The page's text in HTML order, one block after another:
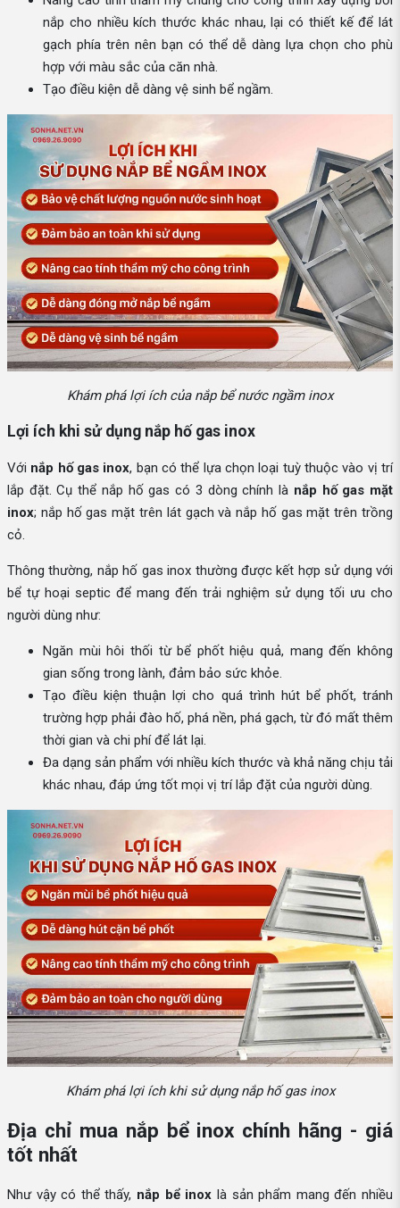
nắp cho nhiều kích thước khác nhau, lại có thiết kế để lát
gạch phía trên nên bạn có thể dễ dàng lựa chọn cho phù
hợp với màu sắc của căn nhà.
Tạo điều kiện dễ dàng vệ sinh bể ngầm.
Khám phá lợi ích của nắp bể nước ngầm inox
Lợi ích khi sử dụng nắp hố gas inox
Với nắp hố gas inox, bạn có thể lựa chọn loại tuỳ thuộc vào vị trí
lắp đặt. Cụ thể nắp hố gas có 3 dòng chính là nắp hố gas mặt
inox; nắp hố gas mặt trên lát gạch và nắp hố gas mặt trên trồng
cỏ.
Thông thường, nắp hố gas inox thường được kết hợp sử dụng với
bể tự hoại septic để mang đến trải nghiệm sử dụng tối ưu cho
người dùng như:
Ngăn mùi hôi thối từ bể phốt hiệu quả, mang đến không
gian sống trong lành, đảm bảo sức khỏe.
Tạo điều kiện thuận lợi cho quá trình hút bể phốt, tránh
trường hợp phải đào hố, phá nền, phá gạch, từ đó mất thêm
thời gian và chi phí để lát lại.
Đa dạng sản phẩm với nhiều kích thước và khả năng chịu tải
khác nhau, đáp ứng tốt mọi vị trí lắp đặt của người dùng.
Khám phá lợi ích khi sử dụng nắp hố gas inox
Địa chỉ mua nắp bể inox chính hãng - giá
tốt nhất
Như vậy có thể thấy, nắp bể inox là sản phẩm mang đến nhiều